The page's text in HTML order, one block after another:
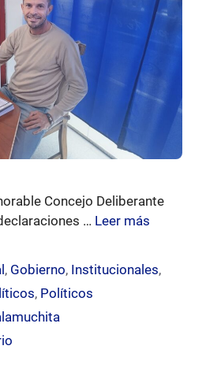
Concejo Deliberante
… Leer más
, Gobierno, Institucionales,
, Políticos